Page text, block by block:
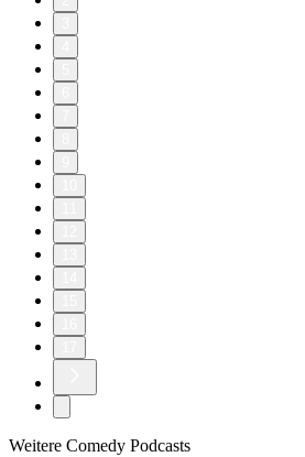
Weitere Comedy Podcasts